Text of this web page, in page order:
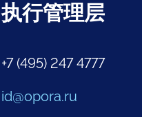
执行管理层
+7 (495) 247 4777
id@opora.ru